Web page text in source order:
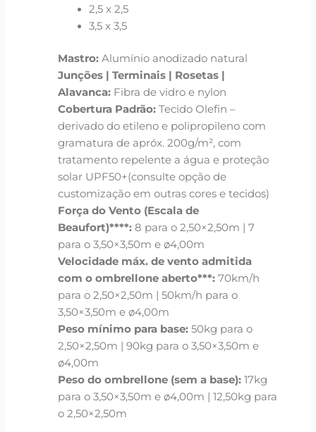
2,5 x 2,5
3,5 x 3,5
Mastro: Alumínio anodizado natural
Junções | Terminais | Rosetas |
Alavanca: Fibra de vidro e nylon
Cobertura Padrão: Tecido Olefin –
derivado do etileno e polipropileno com
gramatura de apróx. 200g/m², com
tratamento repelente a água e proteção
solar UPF50+(consulte opção de
customização em outras cores e tecidos)
Força do Vento (Escala de
Beaufort)****: 8 para o 2,50×2,50m | 7
para o 3,50×3,50m e ø4,00m
Velocidade máx. de vento admitida
com o ombrellone aberto***: 70km/h
para o 2,50×2,50m | 50km/h para o
3,50×3,50m e ø4,00m
Peso mínimo para base:50kg para o
2,50×2,50m | 90kg para o 3,50×3,50m e
ø4,00m
Peso do ombrellone (sem a base):17kg
para o 3,50×3,50m e ø4,00m | 12,50kg para
o 2,50×2,50m